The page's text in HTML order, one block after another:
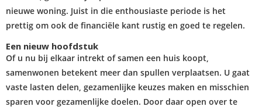
nieuwe woning. Juist in die enthousiaste periode is het
prettig om ook de financiële kant rustig en goed te regelen.
Een nieuw hoofdstuk
Of u nu bij elkaar intrekt of samen een huis koopt,
samenwonen betekent meer dan spullen verplaatsen. U gaat
vaste lasten delen, gezamenlijke keuzes maken en misschien
sparen voor gezamenlijke doelen. Door daar open over te